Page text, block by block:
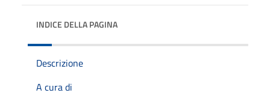
INDICE DELLA PAGINA
Descrizione
A cura di